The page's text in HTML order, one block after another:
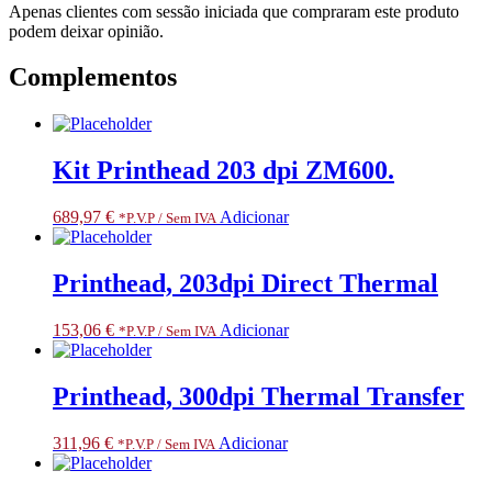
3.
ONLY
SPECIALIZED
PARTNERS
Apenas clientes com sessão iniciada que compraram este produto
podem deixar opinião.
Complementos
Kit Printhead 203 dpi ZM600.
689,97 € *P.V.P / Sem IVA Adicionar
Printhead, 203dpi Direct Thermal
153,06 € *P.V.P / Sem IVA Adicionar
Printhead, 300dpi Thermal Transfer
311,96 € *P.V.P / Sem IVA Adicionar